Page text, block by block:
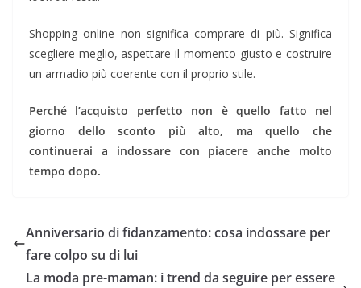
Shopping online non significa comprare di più. Significa
scegliere meglio, aspettare il momento giusto e costruire
un armadio più coerente con il proprio stile.
Perché l’acquisto perfetto non è quello fatto nel
giorno dello sconto più alto, ma quello che
continuerai a indossare con piacere anche molto
tempo dopo.
Anniversario di fidanzamento: cosa indossare per
fare colpo su di lui
La moda pre-maman: i trend da seguire per essere